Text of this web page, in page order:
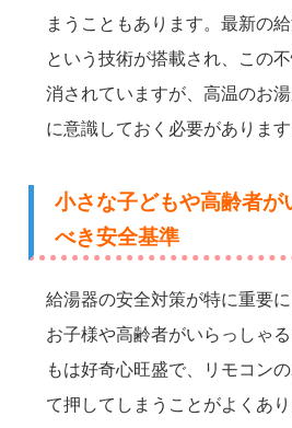
まうこともあります。最新の
という技術が搭載され、この
消されていますが、高温のお
に意識しておく必要があります
小さな子どもや高齢者が
べき安全基準
給湯器の安全対策が特に重要
お子様や高齢者がいらっしゃ
もは好奇心旺盛で、リモコン
て押してしまうことがよくあ